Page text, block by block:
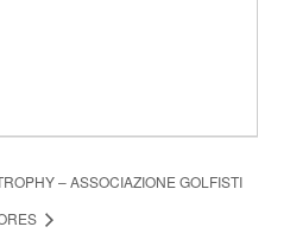
– ASSOCIAZIONE GOLFISTI